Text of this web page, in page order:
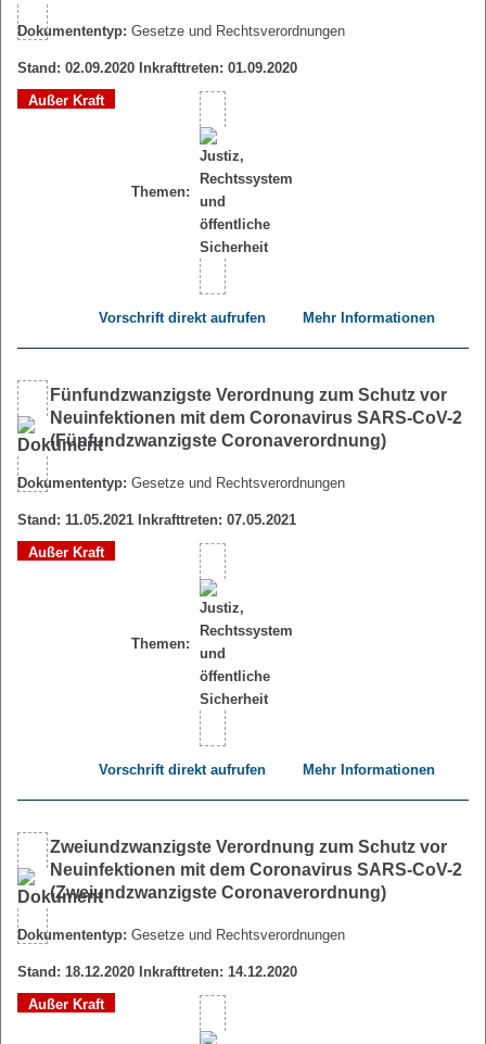
Dokumententyp: Gesetze und Rechtsverordnungen
Stand: 02.09.2020 Inkrafttreten: 01.09.2020
Außer Kraft
Themen:
Vorschrift direkt aufrufen Mehr Informationen
Fünfundzwanzigste Verordnung zum Schutz vor
Neuinfektionen mit dem Coronavirus SARS-CoV-2
(Fünfundzwanzigste Coronaverordnung)
Dokumententyp: Gesetze und Rechtsverordnungen
Stand: 11.05.2021 Inkrafttreten: 07.05.2021
Außer Kraft
Themen:
Vorschrift direkt aufrufen Mehr Informationen
Zweiundzwanzigste Verordnung zum Schutz vor
Neuinfektionen mit dem Coronavirus SARS-CoV-2
(Zweiundzwanzigste Coronaverordnung)
Dokumententyp: Gesetze und Rechtsverordnungen
Stand: 18.12.2020 Inkrafttreten: 14.12.2020
Außer Kraft